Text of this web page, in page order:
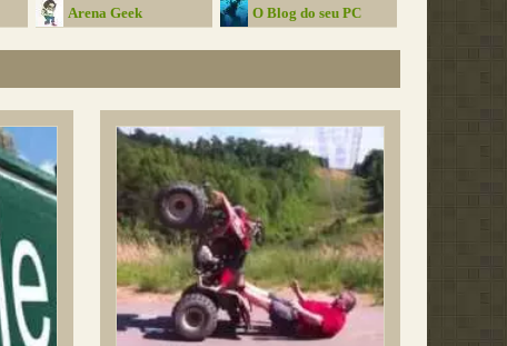
Arena Geek
O Blog do seu PC